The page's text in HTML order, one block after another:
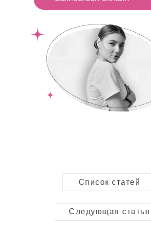
Список статей
Следующая статья
ООО "ЭСТЭПИЛБЬЮТИ" © 6
ОГРН: 1227700703603
Документы
Политика конфиденциальности
Пользовательское соглашение
Публичная оферта